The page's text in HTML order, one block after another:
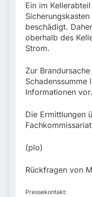
Ein im
beschädigt.
oberhalb des
Strom.
Zur
Schadenssumme
Informationen vor.
Die Ermittlungen
(plo)
Rückfragen von
Pressekontakt: